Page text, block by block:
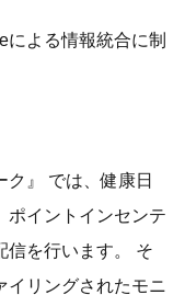
よる情報統合に制
』 では、健康日
ポイントインセンテ
信を行います。 そ
イリングされたモニ